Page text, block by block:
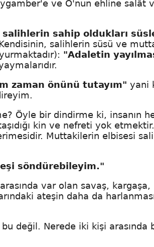
ve O'nun ehline salât
salihlerin sahip oldukları
salihlerin süsü ve
"Adaletin
zaman önünü tutayım" yani
Öyle bir dindirme ki, insanın
kin ve nefreti yok
Muttakilerin elbisesi
söndürebileyim."
var olan savaş,
ateşin daha da
bu değil. Nerede iki kişi